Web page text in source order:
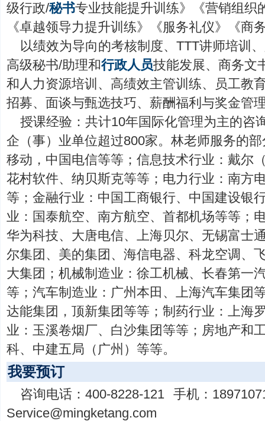
级行政/秘书专业技能提升训练》《营销组织
《卓越领导力提升训练》《服务礼仪》《商
以绩效为导向的考核制度、TTT讲师培训
高级秘书/助理和行政人员技能发展、商务文
和人力资源培训、高绩效主管训练、员工教
招募、面谈与甄选技巧、薪酬福利与奖金管
授课经验：共计10年国际化管理为主的咨
企（事）业单位超过800家。林老师服务的
移动，中国电信等等；信息技术行业：戴尔
花村软件、纳贝斯克等等；电力行业：南方
等；金融行业：中国工商银行、中国建设银
业：国泰航空、南方航空、首都机场等等；
华为科技、大唐电信、上海贝尔、无锡富士
尔集团、美的集团、海信电器、科龙空调、
大集团；机械制造业：徐工机械、长春第一
等；汽车制造业：广州本田、上海汽车集团
达能集团，顶新集团等等；制药行业：上海
业：玉溪卷烟厂、白沙集团等等；房地产和
科、中建五局（广州）等等。
我要预订
咨询电话：400-8228-121 手机：
Service@mingketang.com